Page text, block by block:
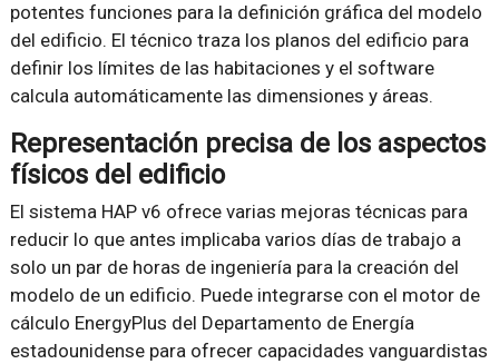
potentes funciones para la definición gráfica del modelo
del edificio. El técnico traza los planos del edificio para
definir los límites de las habitaciones y el software
calcula automáticamente las dimensiones y áreas.
Representación precisa de los aspectos
físicos del edificio
El sistema HAP v6 ofrece varias mejoras técnicas para
reducir lo que antes implicaba varios días de trabajo a
solo un par de horas de ingeniería para la creación del
modelo de un edificio. Puede integrarse con el motor de
cálculo EnergyPlus del Departamento de Energía
estadounidense para ofrecer capacidades vanguardistas